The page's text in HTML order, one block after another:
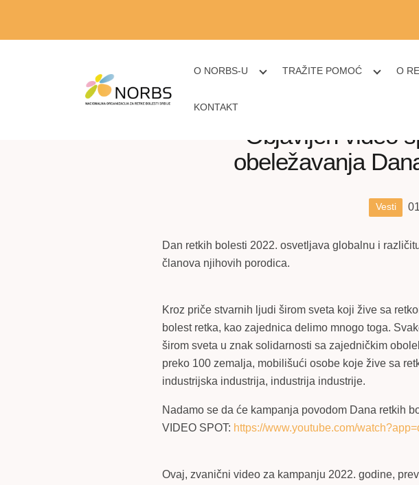
O NORBS-U TRAŽITE POMOĆ O
KONTAKT
Objavljen video
obeležavanja
Vesti
Dan retkih bolesti 2022. osvetljava globalnu i
članova njihovih porodica.
Kroz priče stvarnih ljudi širom sveta koji žive sa
bolest retka, kao zajednica delimo mnogo toga.
širom sveta u znak solidarnosti sa zajedničkim
preko 100 zemalja, mobilišući osobe koje žive sa
industrijska industrija, industrija industrije.
Nadamo se da će kampanja povodom Dana retkih
VIDEO SPOT: https://www.youtube.com/
Ovaj, zvanični video za kampanju 2022. godine,